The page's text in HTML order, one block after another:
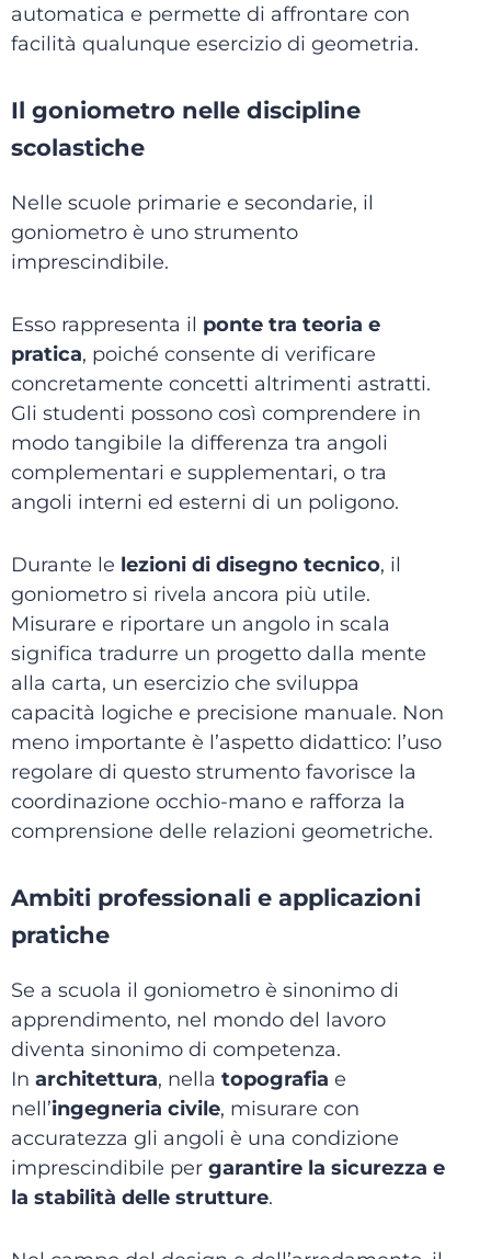
automatica e permette di affrontare con
facilità qualunque esercizio di geometria.
Il goniometro nelle discipline
scolastiche
Nelle scuole primarie e secondarie, il
goniometro è uno strumento
imprescindibile.
Esso rappresenta il ponte tra teoria e
pratica, poiché consente di verificare
concretamente concetti altrimenti astratti.
Gli studenti possono così comprendere in
modo tangibile la differenza tra angoli
complementari e supplementari, o tra
angoli interni ed esterni di un poligono.
Durante le lezioni di disegno tecnico, il
goniometro si rivela ancora più utile.
Misurare e riportare un angolo in scala
significa tradurre un progetto dalla mente
alla carta, un esercizio che sviluppa
capacità logiche e precisione manuale. Non
meno importante è l’aspetto didattico: l’uso
regolare di questo strumento favorisce la
coordinazione occhio-mano e rafforza la
comprensione delle relazioni geometriche.
Ambiti professionali e applicazioni
pratiche
Se a scuola il goniometro è sinonimo di
apprendimento, nel mondo del lavoro
diventa sinonimo di competenza.
In architettura, nella topografia e
nell’ingegneria civile, misurare con
accuratezza gli angoli è una condizione
imprescindibile per garantire la sicurezza e
la stabilità delle strutture.